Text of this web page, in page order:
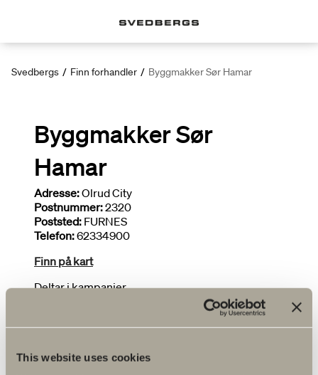
This website uses cookies
Svedbergs / Finn forhandler / Byggmakker Sør Hamar
Byggmakker Sør
Hamar
Adresse:Olrud City
Postnummer:2320
Poststed: FURNES
Telefon:62334900
Finn på kart
Deltar i kampanjer